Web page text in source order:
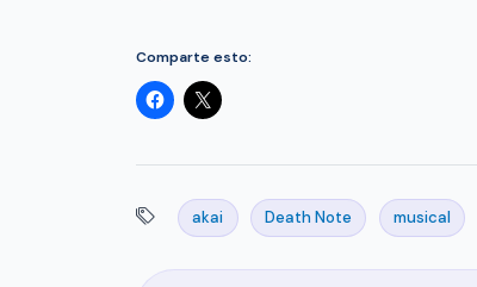
Comparte esto:
akai Death Note musical